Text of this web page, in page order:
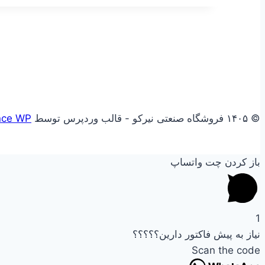
© ۱۴۰۵ فروشگاه صنعتی نیرکو - قالب وردپرس توسط WP
باز کردن چت واتساپ
1
نیاز به پیش فاکتور دارین؟؟؟؟؟
Scan the code